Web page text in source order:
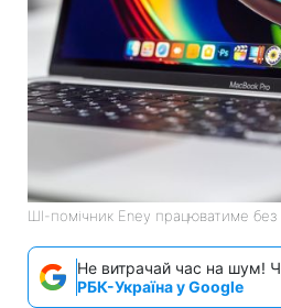
ШІ-помічник Eney працюватиме без
Не витрачай час на шум!
РБК-Україна у Google